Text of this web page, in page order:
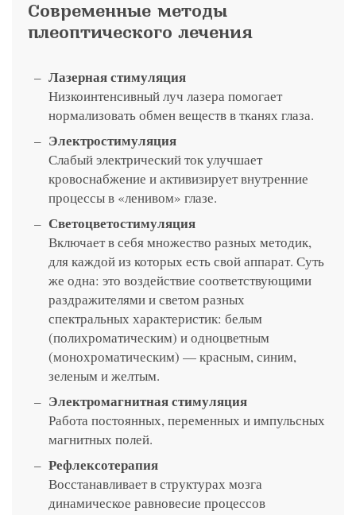
Современные методы
плеоптического лечения
Лазерная стимуляция
Низкоинтенсивный луч лазера помогает
нормализовать обмен веществ в тканях глаза.
Электростимуляция
Слабый электрический ток улучшает
кровоснабжение и активизирует внутренние
процессы в «ленивом» глазе.
Светоцветостимуляция
Включает в себя множество разных методик,
для каждой из которых есть свой аппарат. Суть
же одна: это воздействие соответствующими
раздражителями и светом разных
спектральных характеристик: белым
(полихроматическим) и одноцветным
(монохроматическим) — красным, синим,
зеленым и желтым.
Электромагнитная стимуляция
Работа постоянных, переменных и импульсных
магнитных полей.
Рефлексотерапия
Восстанавливает в структурах мозга
динамическое равновесие процессов